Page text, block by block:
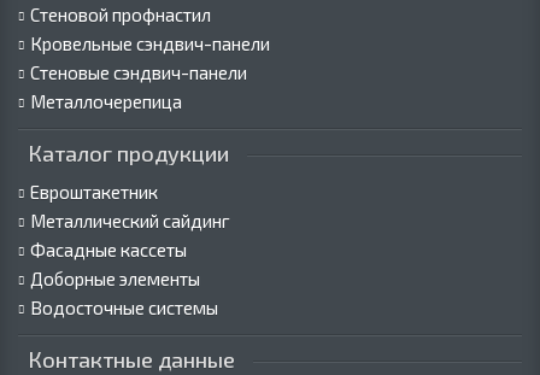
Стеновой профнастил
Кровельные сэндвич-панели
Стеновые сэндвич-панели
Металлочерепица
Каталог продукции
Евроштакетник
Металлический сайдинг
Фасадные кассеты
Доборные элементы
Водосточные системы
Контактные данные